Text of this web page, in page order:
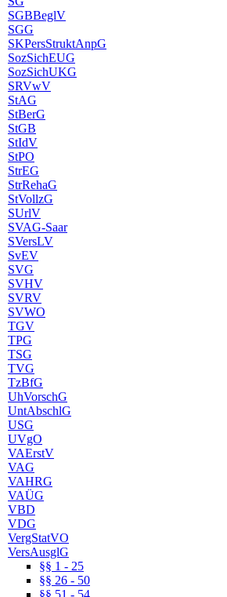
SGBBeglV
SGG
SKPersStruktAnpG
SozSichEUG
SozSichUKG
SRVwV
StAG
StBerG
StGB
StIdV
StPO
StrEG
StrRehaG
StVollzG
SUrlV
SVAG-Saar
SVersLV
SvEV
SVG
SVHV
SVRV
SVWO
TGV
TPG
TSG
TVG
TzBfG
UhVorschG
UntAbschlG
USG
UVgO
VAErstV
VAG
VAHRG
VAÜG
VBD
VDG
VergStatVO
VersAusglG
§§ 1 - 25
§§ 26 - 50
§§ 51 - 54